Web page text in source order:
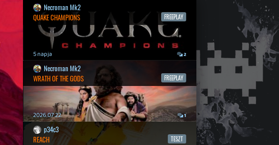
Necroman Mk2
QUAKE CHAMPIONS
FREEPLAY
5 napja 2
Necroman Mk2
WRATH OF THE GODS
FREEPLAY
2026.07.22. 1
p34c3
REACH
TESZT